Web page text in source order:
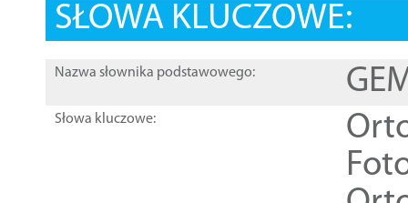
SŁOWA KLUCZOWE:
Nazwa słownika podstawowego:
Słowa kluczowe: